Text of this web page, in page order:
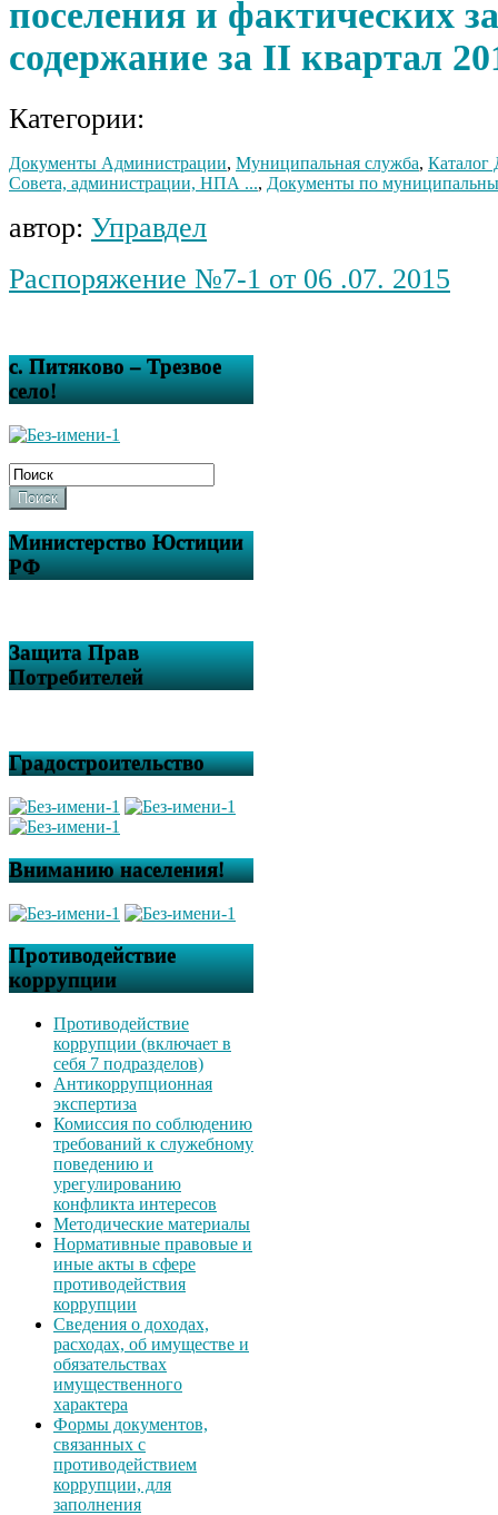
поселения и фактических
содержание за II квартал
Категории:
Документы Администрации, Муниципальная служба, Каталог
Совета, администрации, НПА ..., Документы по
автор: Управдел
Распоряжение №7-1 от 06 .07. 2015
с. Питяково – Трезвое
село!
Поиск
Министерство Юстиции
РФ
Защита Прав
Потребителей
Градостроительство
Вниманию населения!
Противодействие
коррупции
Противодействие
коррупции (включает в
себя 7 подразделов)
Антикоррупционная
экспертиза
Комиссия по соблюдению
требований к служебному
поведению и
урегулированию
конфликта интересов
Методические материалы
Нормативные правовые и
иные акты в сфере
противодействия
коррупции
Сведения о доходах,
расходах, об имуществе и
обязательствах
имущественного
характера
Формы документов,
связанных с
противодействием
коррупции, для
заполнения